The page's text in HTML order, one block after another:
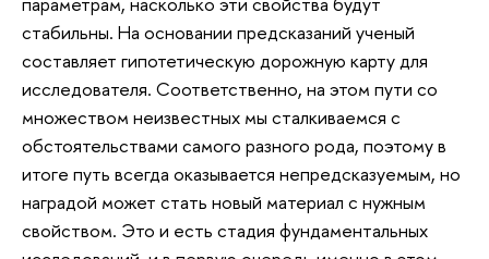
стабильны. На основании предсказаний ученый
составляет гипотетическую дорожную карту для
исследователя. Соответственно, на этом пути со
множеством неизвестных мы сталкиваемся с
обстоятельствами самого разного рода, поэтому в
итоге путь всегда оказывается непредсказуемым, но
наградой может стать новый материал с нужным
свойством. Это и есть стадия фундаментальных